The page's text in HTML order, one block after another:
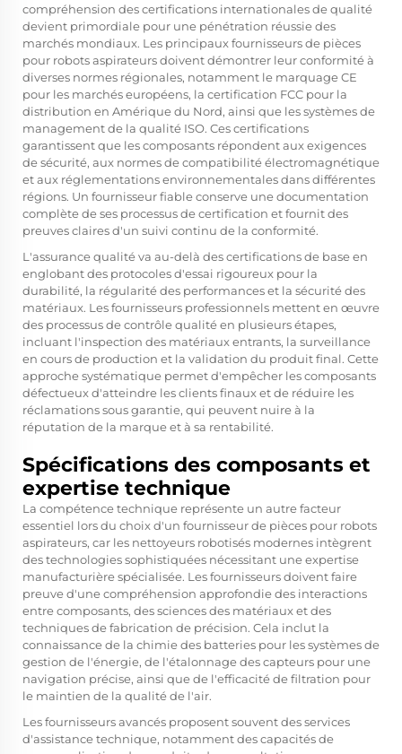
compréhension des certifications internationales de qualité
devient primordiale pour une pénétration réussie des
marchés mondiaux. Les principaux fournisseurs de pièces
pour robots aspirateurs doivent démontrer leur conformité à
diverses normes régionales, notamment le marquage CE
pour les marchés européens, la certification FCC pour la
distribution en Amérique du Nord, ainsi que les systèmes de
management de la qualité ISO. Ces certifications
garantissent que les composants répondent aux exigences
de sécurité, aux normes de compatibilité électromagnétique
et aux réglementations environnementales dans différentes
régions. Un fournisseur fiable conserve une documentation
complète de ses processus de certification et fournit des
preuves claires d'un suivi continu de la conformité.
L'assurance qualité va au-delà des certifications de base en
englobant des protocoles d'essai rigoureux pour la
durabilité, la régularité des performances et la sécurité des
matériaux. Les fournisseurs professionnels mettent en œuvre
des processus de contrôle qualité en plusieurs étapes,
incluant l'inspection des matériaux entrants, la surveillance
en cours de production et la validation du produit final. Cette
approche systématique permet d'empêcher les composants
défectueux d'atteindre les clients finaux et de réduire les
réclamations sous garantie, qui peuvent nuire à la
réputation de la marque et à sa rentabilité.
Spécifications des composants et
expertise technique
La compétence technique représente un autre facteur
essentiel lors du choix d'un fournisseur de pièces pour robots
aspirateurs, car les nettoyeurs robotisés modernes intègrent
des technologies sophistiquées nécessitant une expertise
manufacturière spécialisée. Les fournisseurs doivent faire
preuve d'une compréhension approfondie des interactions
entre composants, des sciences des matériaux et des
techniques de fabrication de précision. Cela inclut la
connaissance de la chimie des batteries pour les systèmes de
gestion de l'énergie, de l'étalonnage des capteurs pour une
navigation précise, ainsi que de l'efficacité de filtration pour
le maintien de la qualité de l'air.
Les fournisseurs avancés proposent souvent des services
d'assistance technique, notamment des capacités de